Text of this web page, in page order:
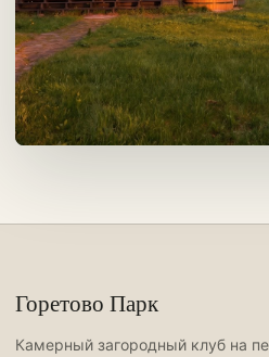
Горетово Парк
Камерный загородный клуб на